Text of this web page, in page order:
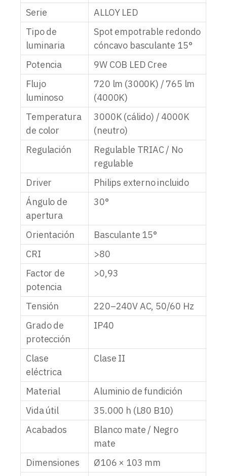
Serie
ALLOY LED
Tipo de
luminaria
Spot empotrable redondo
cóncavo basculante 15°
Potencia
9W COB LED Cree
Flujo
luminoso
720 lm (3000K) / 765 lm
(4000K)
Temperatura
de color
3000K (cálido) / 4000K
(neutro)
Regulación
Regulable TRIAC / No
regulable
Driver
Philips externo incluido
Ángulo de
apertura
30°
Orientación
Basculante 15°
CRI
>80
Factor de
potencia
>0,93
Tensión
220–240V AC, 50/60 Hz
Grado de
protección
IP40
Clase
eléctrica
Clase II
Material
Aluminio de fundición
Vida útil
35.000 h (L80 B10)
Acabados
Blanco mate / Negro
mate
Dimensiones
Ø106 × 103 mm